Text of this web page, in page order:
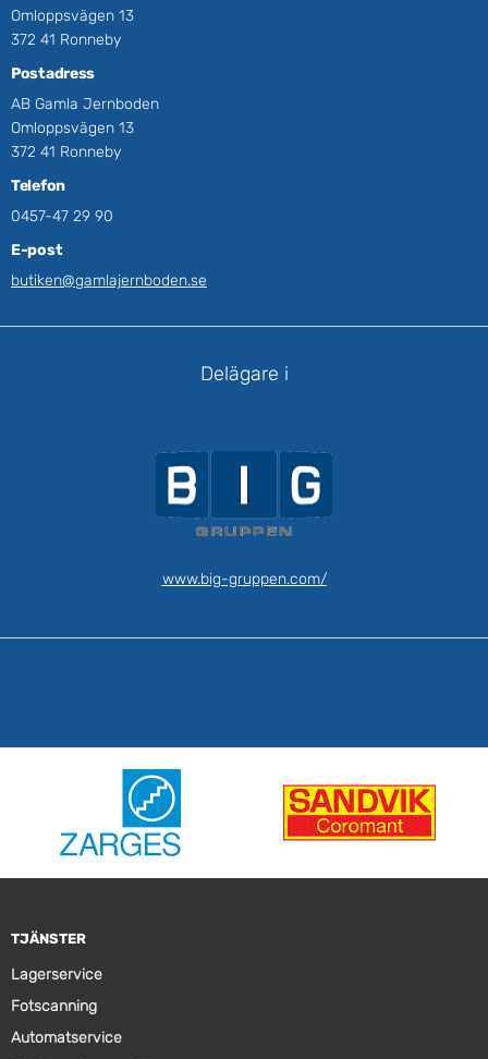
Omloppsvägen 13
372 41 Ronneby
Postadress
AB Gamla Jernboden
Omloppsvägen 13
372 41 Ronneby
Telefon
0457-47 29 90
E-post
butiken@gamlajernboden.se
Delägare i
www.big-gruppen.com/
TJÄNSTER
Lagerservice
Fotscanning
Automatservice